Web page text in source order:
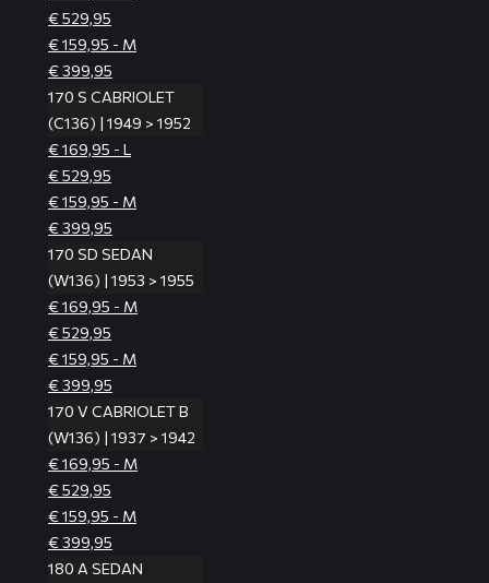
€ 529,95
€ 159,95 - M
€ 399,95
170 S CABRIOLET
(C136) | 1949 > 1952
€ 169,95 - L
€ 529,95
€ 159,95 - M
€ 399,95
170 SD SEDAN
(W136) | 1953 > 1955
€ 169,95 - M
€ 529,95
€ 159,95 - M
€ 399,95
170 V CABRIOLET B
(W136) | 1937 > 1942
€ 169,95 - M
€ 529,95
€ 159,95 - M
€ 399,95
180 A SEDAN